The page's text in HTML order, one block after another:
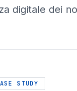
digitale dei
STUDY